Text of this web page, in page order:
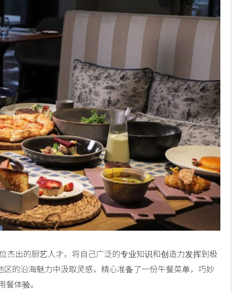
杰出的厨艺人才，将自己广泛的专业知识和创造力发挥到极
的沿海魅力中汲取灵感，精心准备了一份午餐菜单，巧妙
体验。